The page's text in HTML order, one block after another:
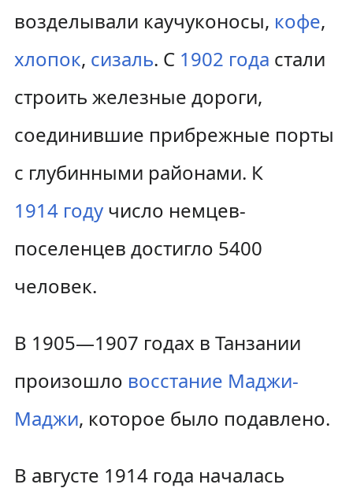
возделывали каучуконосы, кофе,
хлопок, сизаль. С 1902 года стали
строить железные дороги,
соединившие прибрежные порты
с глубинными районами. К
1914 годучисло немцев-
поселенцев достигло 5400
человек.
В 1905—1907 годах в Танзании
произошло восстание Маджи-
Маджи, которое было подавлено.
В августе 1914 года началась